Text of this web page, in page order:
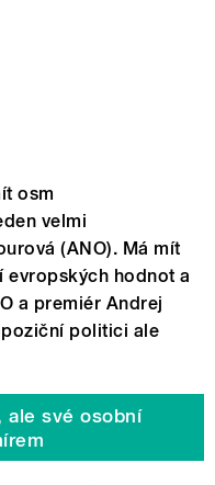
osm
velmi
(ANO). Má mít
evropských hodnot a
a premiér Andrej
politici ale
ale své osobní